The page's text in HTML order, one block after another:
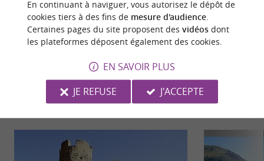
2,1 km - Luz-Saint-Sauveur
VOUS AIMEREZAUSSI
En continuant à naviguer, vous autorisez le dépôt de
cookies tiers à des fins de mesure d'audience.
Certaines pages du site proposent des vidéosdont
les plateformes déposent également des cookies.
EN SAVOIR PLUS
JE REFUSE
J'ACCEPTE